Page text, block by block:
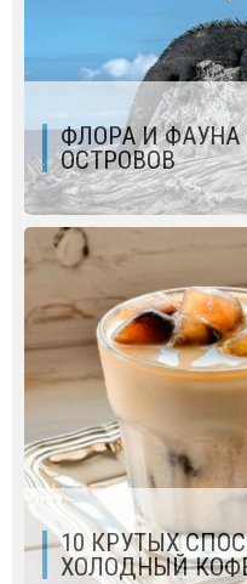
ФЛОРА И ФАУНА
ОСТРОВОВ
10 КРУТЫХ
ХОЛОДНЫЙ